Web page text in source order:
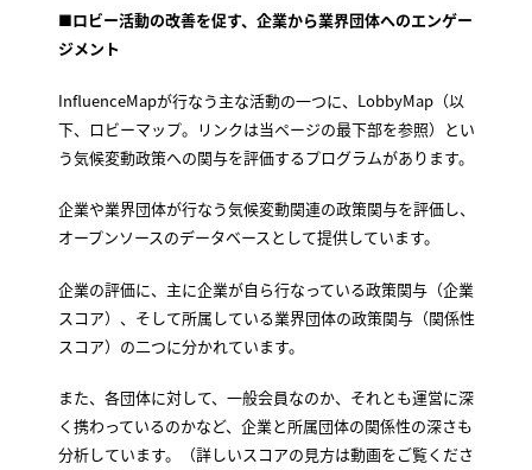
■ロビー活動の改善を促す、企業から業界団体へのエンゲー
ジメント
InfluenceMapが行なう主な活動の一つに、LobbyMap（以
下、ロビーマップ。リンクは当ページの最下部を参照）とい
う気候変動政策への関与を評価するプログラムがあります。
企業や業界団体が行なう気候変動関連の政策関与を評価し、
オープンソースのデータベースとして提供しています。
企業の評価に、主に企業が自ら行なっている政策関与（企業
スコア）、そして所属している業界団体の政策関与（関係性
スコア）の二つに分かれています。
また、各団体に対して、一般会員なのか、それとも運営に深
く携わっているのかなど、企業と所属団体の関係性の深さも
分析しています。（詳しいスコアの見方は動画をご覧くださ